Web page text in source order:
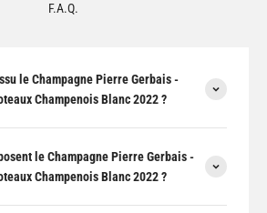
F.A.Q.
le Champagne Pierre Gerbais -
Champenois Blanc 2022 ?
le Champagne Pierre Gerbais -
Champenois Blanc 2022 ?